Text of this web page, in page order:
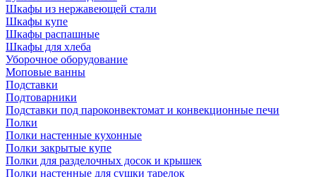
Шкафы из нержавеющей стали
Шкафы купе
Шкафы распашные
Шкафы для хлеба
Уборочное оборудование
Моповые ванны
Подставки
Подтоварники
Подставки под пароконвектомат и конвекционные печи
Полки
Полки настенные кухонные
Полки закрытые купе
Полки для разделочных досок и крышек
Полки настенные для сушки тарелок